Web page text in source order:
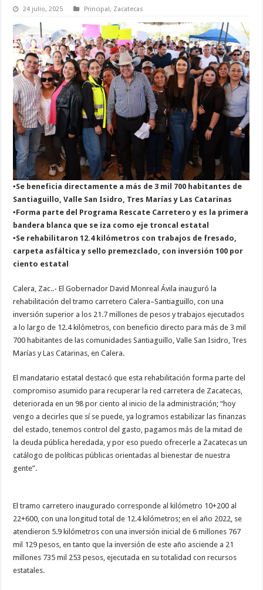
24 julio, 2025 Principal, Zacatecas
▪️Se beneficia directamente a más de 3 mil 700 habitantes de
Santiaguillo, Valle San Isidro, Tres Marías y Las Catarinas
▪️Forma parte del Programa Rescate Carretero y es la primera
bandera blanca que se iza como eje troncal estatal
▪️Se rehabilitaron 12.4 kilómetros con trabajos de fresado,
carpeta asfáltica y sello premezclado, con inversión 100 por
ciento estatal
Calera, Zac..- El Gobernador David Monreal Ávila inauguró la
rehabilitación del tramo carretero Calera–Santiaguillo, con una
inversión superior a los 21.7 millones de pesos y trabajos ejecutados
a lo largo de 12.4 kilómetros, con beneficio directo para más de 3 mil
700 habitantes de las comunidades Santiaguillo, Valle San Isidro, Tres
Marías y Las Catarinas, en Calera.
El mandatario estatal destacó que esta rehabilitación forma parte del
compromiso asumido para recuperar la red carretera de Zacatecas,
deteriorada en un 98 por ciento al inicio de la administración; “hoy
vengo a decirles que sí se puede, ya logramos estabilizar las finanzas
del estado, tenemos control del gasto, pagamos más de la mitad de
la deuda pública heredada, y por eso puedo ofrecerle a Zacatecas un
catálogo de políticas públicas orientadas al bienestar de nuestra
gente”.
El tramo carretero inaugurado corresponde al kilómetro 10+200 al
22+600, con una longitud total de 12.4 kilómetros; en el año 2022, se
atendieron 5.9 kilómetros con una inversión inicial de 6 millones 767
mil 129 pesos, en tanto que la inversión de este año asciende a 21
millones 735 mil 253 pesos, ejecutada en su totalidad con recursos
estatales.